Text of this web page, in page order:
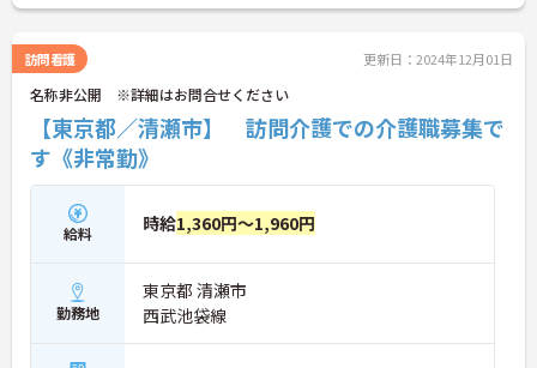
訪問看護 更新日：2024年12月01日
名称非公開 ※詳細はお問合せください
【東京都／清瀬市】 訪問介護での介護職募集で
す《非常勤》
給料 時給1,360円～1,960円
勤務地
東京都 清瀬市
西武池袋線